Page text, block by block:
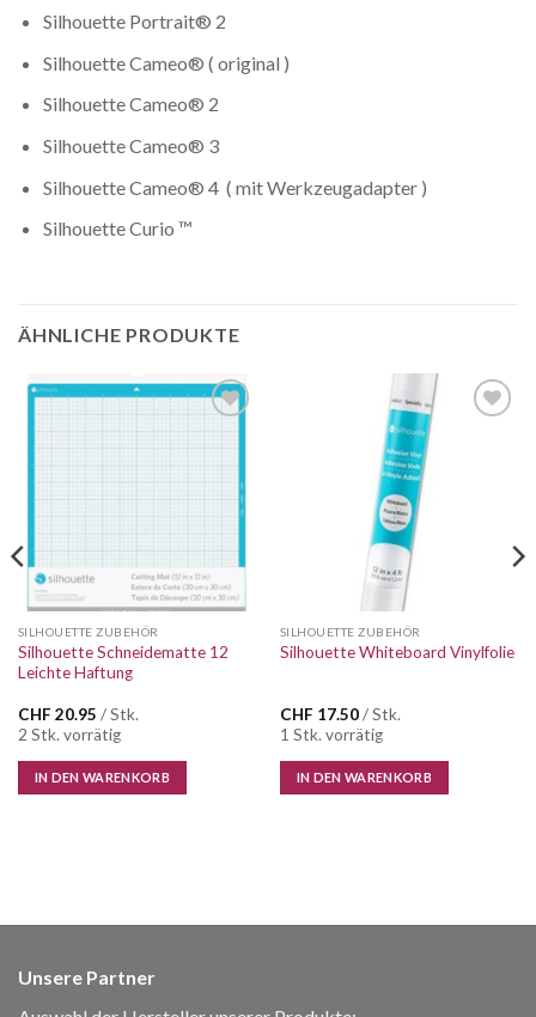
Silhouette Portrait® 2
Silhouette Cameo® ( original )
Silhouette Cameo® 2
Silhouette Cameo® 3
Silhouette Cameo® 4 ( mit Werkzeugadapter )
Silhouette Curio ™
ÄHNLICHE PRODUKTE
Auf die
Wunschliste
SILHOUETTE ZUBEHÖR
Silhouette Schneidematte 12
Leichte Haftung
CHF 20.95 / Stk.
2 Stk. vorrätig
IN DEN WARENKORB
Wunschliste
SILHOUETTE ZUBEHÖR
Silhouette Whiteboard Vinylfolie
CHF 17.50/ Stk.
1 Stk. vorrätig
IN DEN WARENKORB
Unsere Partner